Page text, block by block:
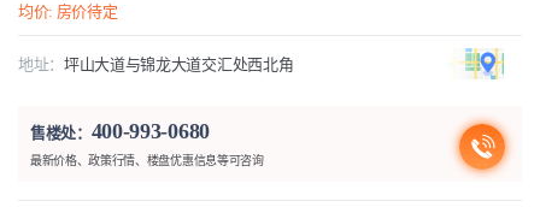
均价: 房价待定
地址：坪山大道与锦龙大道交汇处西北角
售楼处： 400-993-0680
最新价格、政策行情、楼盘优惠信息等可咨询